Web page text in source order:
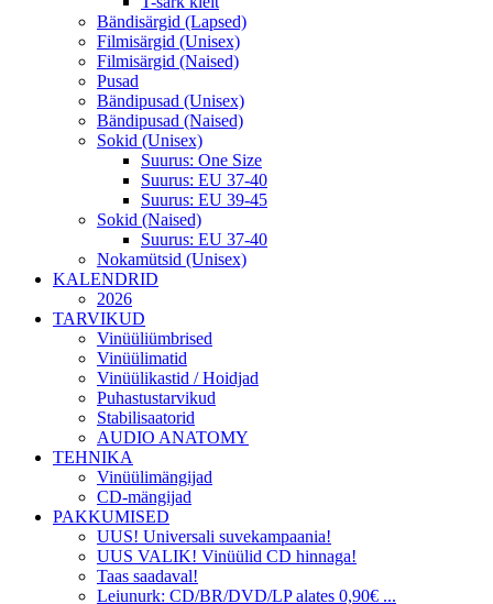
Bändisärgid (Lapsed)
Filmisärgid (Unisex)
Filmisärgid (Naised)
Pusad
Bändipusad (Unisex)
Bändipusad (Naised)
Sokid (Unisex)
Suurus: One Size
Suurus: EU 37-40
Suurus: EU 39-45
Sokid (Naised)
Suurus: EU 37-40
Nokamütsid (Unisex)
KALENDRID
2026
TARVIKUD
Vinüüliümbrised
Vinüülimatid
Vinüülikastid / Hoidjad
Puhastustarvikud
Stabilisaatorid
AUDIO ANATOMY
TEHNIKA
Vinüülimängijad
CD-mängijad
PAKKUMISED
UUS! Universali suvekampaania!
UUS VALIK! Vinüülid CD hinnaga!
Taas saadaval!
Leiunurk: CD/BR/DVD/LP alates 0,90€ ...